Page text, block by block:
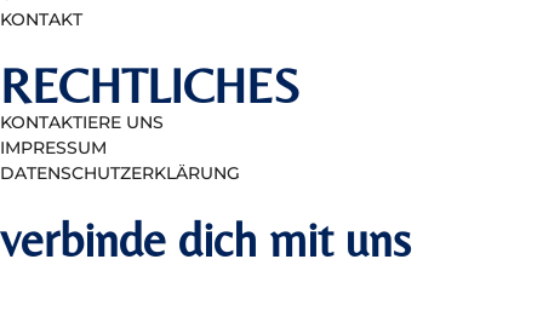
KONTAKT
RECHTLICHES
KONTAKTIERE UNS
IMPRESSUM
DATENSCHUTZERKLÄRUNG
verbinde dich mit uns